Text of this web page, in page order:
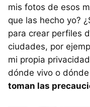
mis fotos de esos
que las hecho yo?
para crear perfiles
ciudades, por
mi propia
dónde vivo o
toman las